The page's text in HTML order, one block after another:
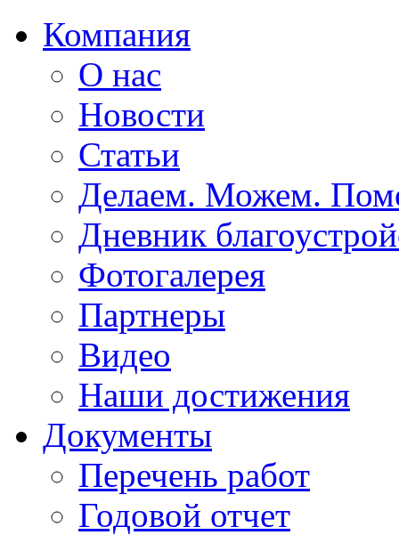
Компания
О нас
Новости
Статьи
Делаем. Можем.
Дневник
Фотогалерея
Партнеры
Видео
Наши достижения
Документы
Перечень работ
Годовой отчет